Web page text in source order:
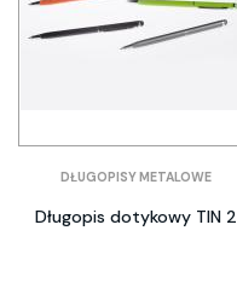
DŁUGOPISY METALOWE
Długopis dotykowy TIN 2